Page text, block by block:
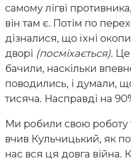
самому лігві
він там є. Потім по
дізналися, що їхні
дворі (посміхається).
бачили, наскільки
поводились, і думали,
тисяча. Насправді на
Ми робили свою роботу
вчив Кульчицький, як
нас вся ця довга війна.